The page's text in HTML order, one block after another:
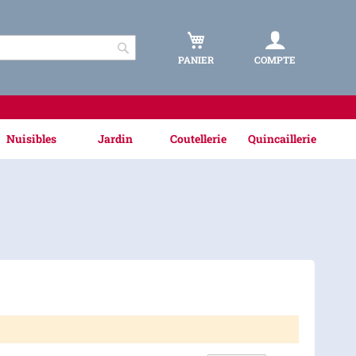
RechercherPANIER COMPTE
Nuisibles Jardin Coutellerie Quincaillerie